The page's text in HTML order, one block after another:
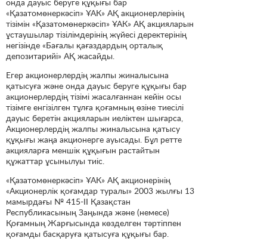
онда дауыс беруге құқығы бар
«Қазатомөнеркәсіп» ҰАК» АҚ акционерлерінің
тізімін «Қазатомөнеркәсіп» ҰАК» АҚ акцияларын
ұстаушылар тізілімдерінің жүйесі деректерінің
негізінде «Бағалы қағаздардың орталық
депозитарийі» АҚ жасайды.
Егер акционерлердің жалпы жиналысына
қатысуға және онда дауыс беруге құқығы бар
акционерлердің тізімі жасалғаннан кейін осы
тізімге енгізілген тұлға қоғамның өзіне тиесілі
дауыс беретін акцияларын иеліктен шығарса,
Акционерлердің жалпы жиналысына қатысу
құқығы жаңа акционерге ауысады. Бұл ретте
акцияларға меншік құқығын растайтын
құжаттар ұсынылуы тиіс.
«Қазатомөнеркәсіп» ҰАК» АҚ акционерінің
«Акционерлік қоғамдар туралы» 2003 жылғы 13
мамырдағы № 415-II Қазақстан
Республикасының Заңында және (немесе)
Қоғамның Жарғысында көзделген тәртіппен
қоғамды басқаруға қатысуға құқығы бар.